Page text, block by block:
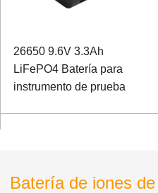
26650 9.6V 3.3Ah
LiFePO4 Batería para
instrumento de prueba
Batería de iones